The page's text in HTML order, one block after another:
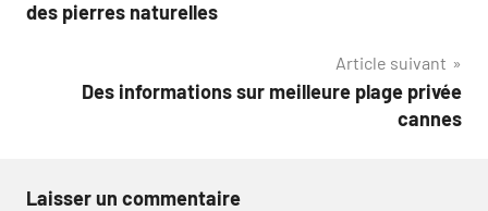
des pierres naturelles
Article suivant
Des informations sur meilleure plage privée
cannes
Laisser un commentaire